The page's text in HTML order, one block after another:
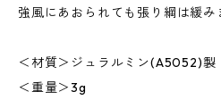
強風にあおられても張り綱は緩み
＜材質＞ジュラルミン(A5052)製
＜重量＞3g